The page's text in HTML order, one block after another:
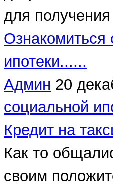
для получения
Ознакомиться
ипотеки......
Админ 20
социальной
Кредит на
Как то
своим